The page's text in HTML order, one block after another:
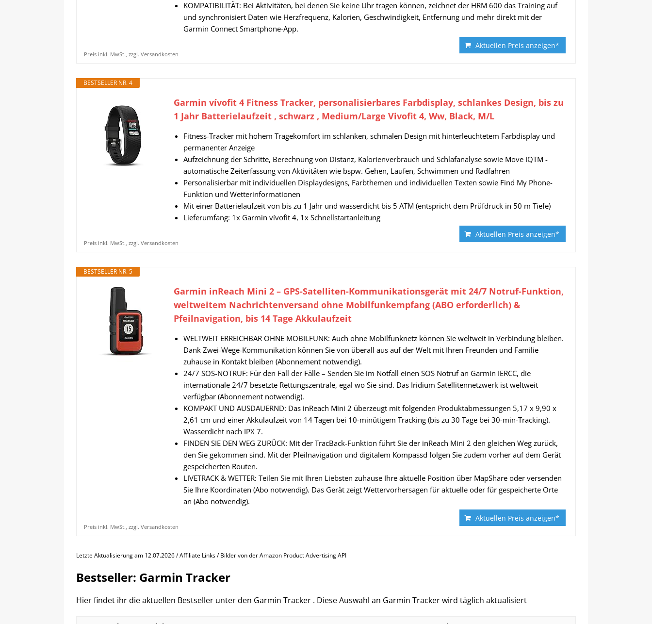
KOMPATIBILITÄT: Bei Aktivitäten, bei denen Sie keine Uhr tragen können, zeichnet der HRM 600 das Training auf
und synchronisiert Daten wie Herzfrequenz, Kalorien, Geschwindigkeit, Entfernung und mehr direkt mit der
Garmin Connect Smartphone-App.
Aktuellen Preis anzeigen*
Preis inkl. MwSt., zzgl. Versandkosten
BESTSELLER NR. 4
Garmin vívofit 4 Fitness Tracker, personalisierbares Farbdisplay, schlankes Design, bis zu
1 Jahr Batterielaufzeit , schwarz , Medium/Large Vivofit 4, Ww, Black, M/L
Fitness-Tracker mit hohem Tragekomfort im schlanken, schmalen Design mit hinterleuchtetem Farbdisplay und
permanenter Anzeige
Aufzeichnung der Schritte, Berechnung von Distanz, Kalorienverbrauch und Schlafanalyse sowie Move IQTM -
automatische Zeiterfassung von Aktivitäten wie bspw. Gehen, Laufen, Schwimmen und Radfahren
Personalisierbar mit individuellen Displaydesigns, Farbthemen und individuellen Texten sowie Find My Phone-
Funktion und Wetterinformationen
Mit einer Batterielaufzeit von bis zu 1 Jahr und wasserdicht bis 5 ATM (entspricht dem Prüfdruck in 50 m Tiefe)
Lieferumfang: 1x Garmin vívofit 4, 1x Schnellstartanleitung
Aktuellen Preis anzeigen*
Preis inkl. MwSt., zzgl. Versandkosten
BESTSELLER NR. 5
Garmin inReach Mini 2 – GPS-Satelliten-Kommunikationsgerät mit 24/7 Notruf-Funktion,
weltweitem Nachrichtenversand ohne Mobilfunkempfang (ABO erforderlich) &
Pfeilnavigation, bis 14 Tage Akkulaufzeit
WELTWEIT ERREICHBAR OHNE MOBILFUNK: Auch ohne Mobilfunknetz können Sie weltweit in Verbindung bleiben.
Dank Zwei-Wege-Kommunikation können Sie von überall aus auf der Welt mit Ihren Freunden und Familie
zuhause in Kontakt bleiben (Abonnement notwendig).
24/7 SOS-NOTRUF: Für den Fall der Fälle – Senden Sie im Notfall einen SOS Notruf an Garmin IERCC, die
internationale 24/7 besetzte Rettungszentrale, egal wo Sie sind. Das Iridium Satellitennetzwerk ist weltweit
verfügbar (Abonnement notwendig).
KOMPAKT UND AUSDAUERND: Das inReach Mini 2 überzeugt mit folgenden Produktabmessungen 5,17 x 9,90 x
2,61 cm und einer Akkulaufzeit von 14 Tagen bei 10-minütigem Tracking (bis zu 30 Tage bei 30-min-Tracking).
Wasserdicht nach IPX 7.
FINDEN SIE DEN WEG ZURÜCK: Mit der TracBack-Funktion führt Sie der inReach Mini 2 den gleichen Weg zurück,
den Sie gekommen sind. Mit der Pfeilnavigation und digitalem Kompassd folgen Sie zudem vorher auf dem Gerät
gespeicherten Routen.
LIVETRACK & WETTER: Teilen Sie mit Ihren Liebsten zuhause Ihre aktuelle Position über MapShare oder versenden
Sie Ihre Koordinaten (Abo notwendig). Das Gerät zeigt Wettervorhersagen für aktuelle oder für gespeicherte Orte
an (Abo notwendig).
Aktuellen Preis anzeigen*
Preis inkl. MwSt., zzgl. Versandkosten
Letzte Aktualisierung am 12.07.2026 / Affiliate Links / Bilder von der Amazon Product Advertising API
Bestseller: Garmin Tracker
Hier findet ihr die aktuellen Bestseller unter den Garmin Tracker . Diese Auswahl an Garmin Tracker wird täglich aktualisiert